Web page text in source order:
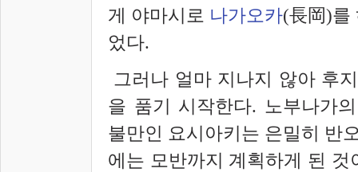
게 야마시로 나가오카(長岡)를
었다.
그러나 얼마 지나지 않아 후
을 품기 시작한다. 노부나가
불만인 요시아키는 은밀히 반
에는 모반까지 계획하게 된